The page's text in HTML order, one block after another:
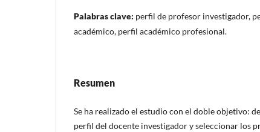
Palabras clave: perfil de profesor investigador,
académico, perfil académico profesional.
Resumen
Se ha realizado el estudio con el doble objetivo:
perfil del docente investigador y seleccionar los